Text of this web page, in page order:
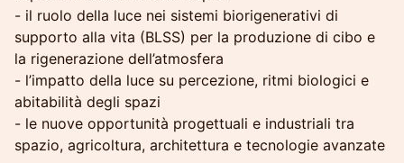
- il ruolo della luce nei sistemi biorigenerativi di
supporto alla vita (BLSS) per la produzione di cibo e
la rigenerazione dell’atmosfera
- l’impatto della luce su percezione, ritmi biologici e
abitabilità degli spazi
- le nuove opportunità progettuali e industriali tra
spazio, agricoltura, architettura e tecnologie avanzate